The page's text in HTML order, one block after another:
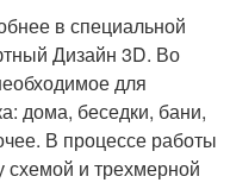
в специальной
Дизайн 3D. Во
для
дома, беседки, бани,
В процессе работы
и трехмерной